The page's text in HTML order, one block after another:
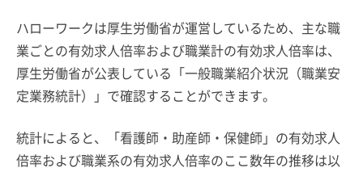
ハローワークは厚生労働省が運営しているため、主な職
業ごとの有効求人倍率および職業計の有効求人倍率は、
厚生労働省が公表している「一般職業紹介状況（職業安
定業務統計）」で確認することができます。
統計によると、「看護師・助産師・保健師」の有効求人
倍率および職業系の有効求人倍率のここ数年の推移は以